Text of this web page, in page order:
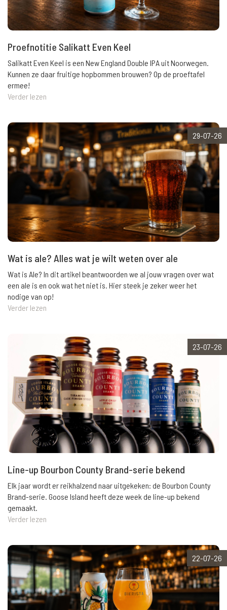
Proefnotitie Salikatt Even Keel
Salikatt Even Keel is een New England Double IPA uit Noorwegen.
Kunnen ze daar fruitige hopbommen brouwen? Op de proeftafel
ermee!
Verder lezen
29-07-26
Wat is ale? Alles wat je wilt weten over ale
Wat is Ale? In dit artikel beantwoorden we al jouw vragen over wat
een ale is en ook wat het niet is. Hier steek je zeker weer het
nodige van op!
Verder lezen
23-07-26
Line-up Bourbon County Brand-serie bekend
Elk jaar wordt er reikhalzend naar uitgekeken: de Bourbon County
Brand-serie. Goose Island heeft deze week de line-up bekend
gemaakt.
Verder lezen
22-07-26